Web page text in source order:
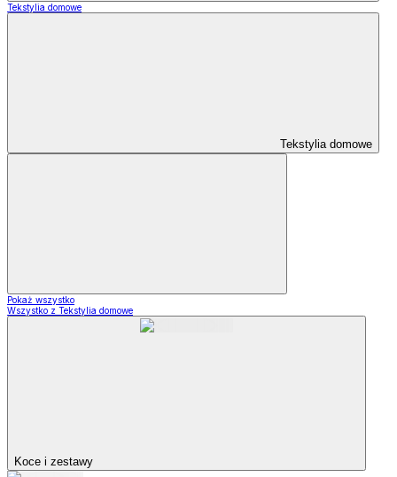
Tekstylia domowe
Tekstylia domowe
Pokaż wszystko
Wszystko z Tekstylia domowe
Koce i zestawy